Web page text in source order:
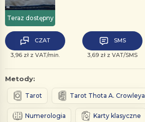
Teraz dostępny
CZAT
3,96 zł z VAT/min.
SMS
3,69 zł z VAT/SMS
Metody:
Tarot Tarot Thota A. Crowleya
Numerologia Karty klasyczne